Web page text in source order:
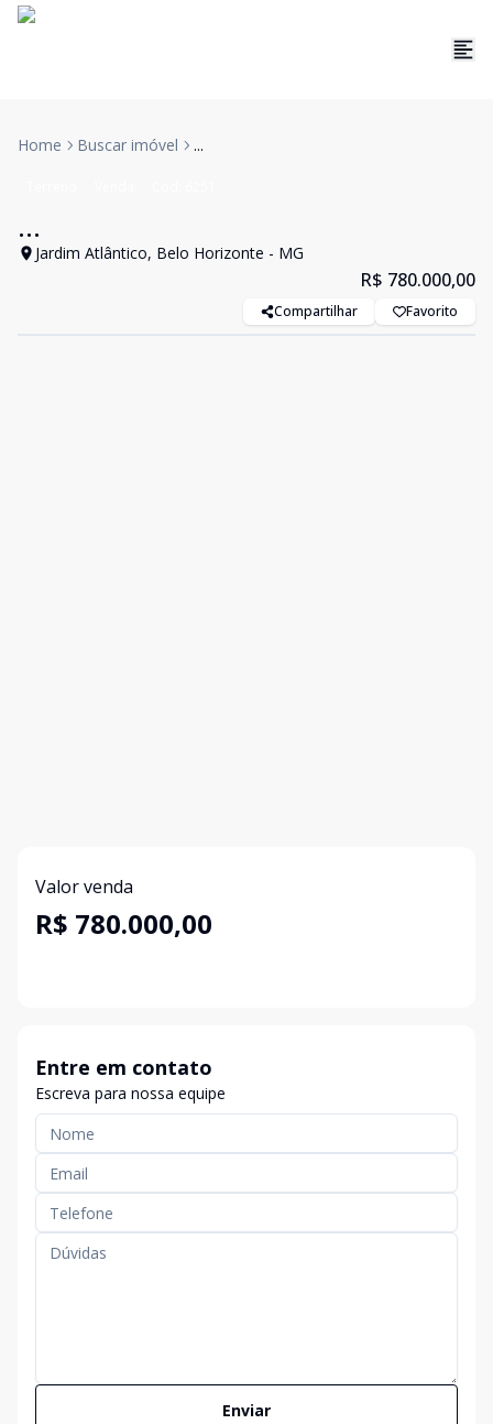
Home Buscar imóvel ...
...
Jardim Atlântico, Belo Horizonte - MG
R$ 780.000,00
Compartilhar Favorito
Valor venda
R$ 780.000,00
Entre em contato
Escreva para nossa equipe
Enviar